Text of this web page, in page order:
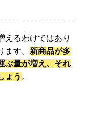
えるわけではあり
す。 新商品が多
ぶ量が増え、それ
ょう 。